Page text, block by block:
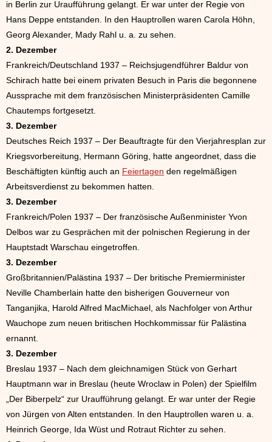
in Berlin zur Uraufführung gelangt. Er war unter der Regie von
Hans Deppe entstanden. In den Hauptrollen waren Carola Höhn,
Georg Alexander, Mady Rahl u. a. zu sehen.
2. Dezember
Frankreich/Deutschland 1937 – Reichsjugendführer Baldur von
Schirach hatte bei einem privaten Besuch in Paris die begonnene
Aussprache mit dem französischen Ministerpräsidenten Camille
Chautemps fortgesetzt.
3. Dezember
Deutsches Reich 1937 – Der Beauftragte für den Vierjahresplan zur
Kriegsvorbereitung, Hermann Göring, hatte angeordnet, dass die
Beschäftigten künftig auch an Feiertagen den regelmäßigen
Arbeitsverdienst zu bekommen hatten.
3. Dezember
Frankreich/Polen 1937 – Der französische Außenminister Yvon
Delbos war zu Gesprächen mit der polnischen Regierung in der
Hauptstadt Warschau eingetroffen.
3. Dezember
Großbritannien/Palästina 1937 – Der britische Premierminister
Neville Chamberlain hatte den bisherigen Gouverneur von
Tanganjika, Harold Alfred MacMichael, als Nachfolger von Arthur
Wauchope zum neuen britischen Hochkommissar für Palästina
ernannt.
3. Dezember
Breslau 1937 – Nach dem gleichnamigen Stück von Gerhart
Hauptmann war in Breslau (heute Wroclaw in Polen) der Spielfilm
„Der Biberpelz“ zur Uraufführung gelangt. Er war unter der Regie
von Jürgen von Alten entstanden. In den Hauptrollen waren u. a.
Heinrich George, Ida Wüst und Rotraut Richter zu sehen.